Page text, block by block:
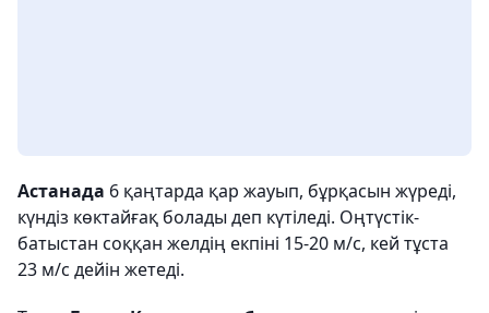
Астанада 6 қаңтарда қар жауып, бұрқасын жүреді,
күндіз көктайғақ болады деп күтіледі. Оңтүстік-
батыстан соққан желдің екпіні 15-20 м/с, кей тұста
23 м/с дейін жетеді.